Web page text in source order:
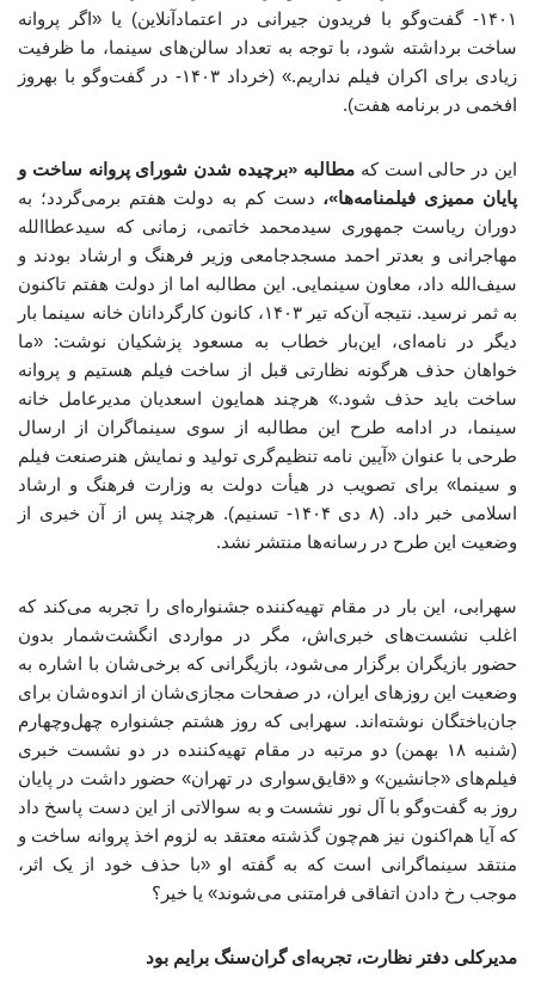
۱۴۰۱- گفت‌وگو با فریدون جیرانی در اعتمادآنلاین) یا «اگر پروانه
ساخت برداشته شود، با توجه به تعداد سالن‌های سینما، ما ظرفیت
زیادی برای اکران فیلم نداریم.» (خرداد ۱۴۰۳- در گفت‌وگو با بهروز
افخمی در برنامه هفت).
این در حالی است کهمطالبه «برچیده شدن شورای پروانه ساخت و
پایان ممیزی فیلمنامه‌ها»، دست کم به دولت هفتم برمی‌گردد؛ به
دوران ریاست جمهوری سیدمحمد خاتمی، زمانی که سیدعطاالله
مهاجرانی و بعدتر احمد مسجدجامعی وزیر فرهنگ و ارشاد بودند و
سیف‌الله داد، معاون سینمایی. این مطالبه اما از دولت هفتم تاکنون
به ثمر نرسید. نتیجه آن‌که تیر ۱۴۰۳، کانون کارگردانان خانه سینما بار
دیگر در نامه‌ای، این‌بار خطاب به‌ مسعود پزشکیان نوشت: «ما
خواهان حذف هرگونه نظارتی قبل از ساخت فیلم هستیم و پروانه
ساخت باید حذف شود.» هرچند همایون اسعدیان مدیرعامل خانه
سینما، در ادامه طرح این مطالبه از سوی سینماگران از ارسال
طرحی با عنوان «آیین نامه تنظیم‌گری تولید و نمایش هنرصنعت فیلم
و سینما» برای تصویب در هیأت دولت به وزارت فرهنگ و ارشاد
اسلامی خبر داد. (۸ دی ۱۴۰۴- تسنیم). هرچند پس از آن خبری از
وضعیت این طرح در رسانه‌ها منتشر نشد.
سهرابی، این بار در مقام تهیه‌کننده جشنواره‌ای را تجربه می‌کند که
اغلب نشست‌های خبری‌اش، مگر در مواردی انگشت‌شمار بدون
حضور بازیگران برگزار می‌شود، بازیگرانی که برخی‌شان با اشاره به
وضعیت این روزهای ایران، در صفحات مجازی‌شان از اندوه‌شان برای
جان‌باختگان نوشته‌اند. سهرابی که روز هشتم جشنواره چهل‌وچهارم
(شنبه ۱۸ بهمن) دو مرتبه در مقام تهیه‌کننده در دو نشست خبری
فیلم‌های «جانشین» و «قایق‌سواری در تهران» حضور داشت در پایان
روز به گفت‌وگو با آل نور نشست و به سوالاتی از این دست پاسخ داد
که آیا هم‌اکنون نیز هم‌چون گذشته معتقد به لزوم اخذ پروانه ساخت و
منتقد سینماگرانی است که به گفته او «با حذف خود از یک اثر،
موجب رخ دادن اتفاقی فرامتنی می‌شوند» یا خیر؟
مدیرکلی دفتر نظارت، تجربه‌ای گران‌سنگ برایم بود